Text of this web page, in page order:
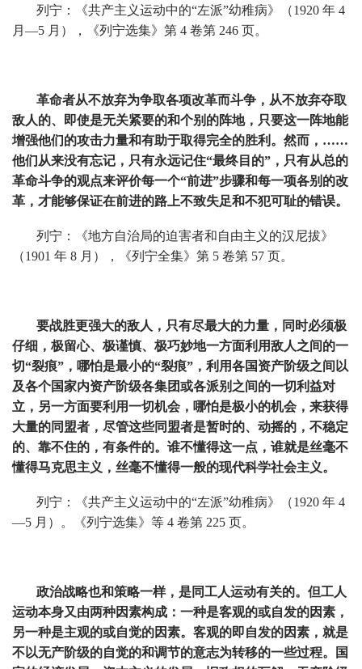
列宁：《共产主义运动中的“左派”幼稚病》（1920 年 4
月—5 月），《列宁选集》第 4 卷第 246 页。
革命者从不放弃为争取各项改革而斗争，从不放弃夺取
敌人的、即使是无关紧要的和个别的阵地，只要这一阵地能
增强他们的攻击力量和有助于取得完全的胜利。然而，……
他们从来没有忘记，只有永远记住“最终目的”，只有从总的
革命斗争的观点来评价每一个“前进”步骤和每一项各别的改
革，才能够保证在前进的路上不致失足和不犯可耻的错误。
列宁：《地方自治局的迫害者和自由主义的汉尼拔》
（1901 年 8 月），《列宁全集》第 5 卷第 57 页。
要战胜更强大的敌人，只有尽最大的力量，同时必须极
仔细，极留心、极谨慎、极巧妙地一方面利用敌人之间的一
切“裂痕”，哪怕是最小的“裂痕”，利用各国资产阶级之间以
及各个国家内资产阶级各集团或各派别之间的一切利益对
立，另一方面要利用一切机会，哪怕是极小的机会，来获得
大量的同盟者，尽管这些同盟者是暂时的、动摇的，不稳定
的、靠不住的，有条件的。谁不懂得这一点，谁就是丝毫不
懂得马克思主义，丝毫不懂得一般的现代科学社会主义。
列宁：《共产主义运动中的“左派”幼稚病》（1920 年 4
—5 月）。《列宁选集》等 4 卷第 225 页。
政治战略也和策略一样，是同工人运动有关的。但工人
运动本身又由两种因素构成：一种是客观的或自发的因素，
另一种是主观的或自觉的因素。客观的即自发的因素，就是
不以无产阶级的自觉的和调节的意志为转移的一些过程。国